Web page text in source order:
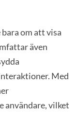
om att visa
även
Med
användare, vilket